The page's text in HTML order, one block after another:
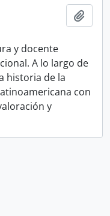
y docente
A lo largo de
historia de la
con
y